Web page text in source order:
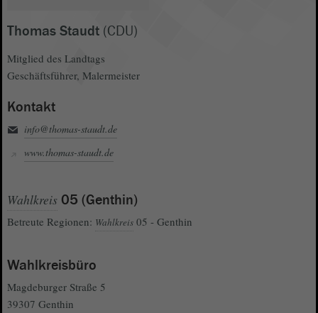
Thomas Staudt (CDU)
Mitglied des Landtags
Geschäftsführer, Malermeister
Kontakt
info@thomas-staudt.de
www.thomas-staudt.de
Wahlkreis 05 (Genthin)
Betreute Regionen: Wahlkreis 05 - Genthin
Wahlkreisbüro
Magdeburger Straße 5
39307 Genthin